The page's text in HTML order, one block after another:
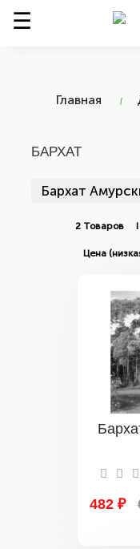
Главная
БАРХАТ
Бархат
2 Товаров I
482 ₽